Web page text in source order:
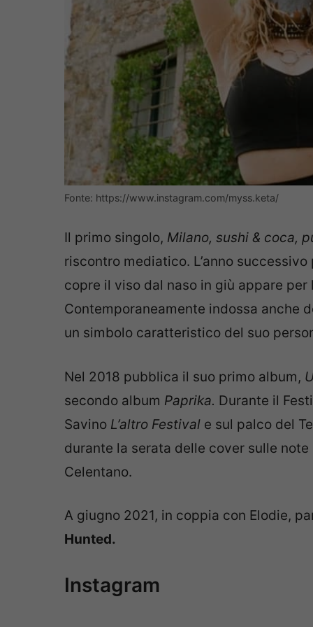
Fonte: https://www.instagram.com/myss.keta/
Il primo singolo, Milano, sushi & coca,
riscontro mediatico. L’anno
copre il viso dal naso in giù appare
Contemporaneamente indossa anche
un simbolo caratteristico del suo
Nel 2018 pubblica il suo primo album,
secondo album Paprika. Durante il
Savino L’altro Festival e sul palco del
durante la serata delle cover sulle note
Celentano.
A giugno 2021, in coppia con Elodie,
Hunted.
Instagram